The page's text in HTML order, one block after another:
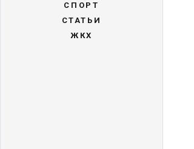
СПОРТ
СТАТЬИ
ЖКХ